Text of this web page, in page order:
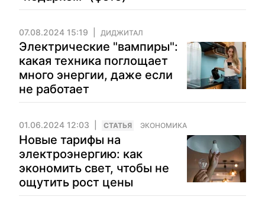
07.08.2024 15:19 ДИДЖИТАЛ
Электрические "вампиры":
какая техника поглощает
много энергии, даже если
не работает
01.06.2024 12:03 CТАТЬЯ ЭКОНОМИКА
Новые тарифы на
электроэнергию: как
экономить свет, чтобы не
ощутить рост цены